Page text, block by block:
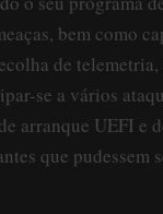
bem como
de telemetria,
se a vários
arranque UEFI e
que pudessem